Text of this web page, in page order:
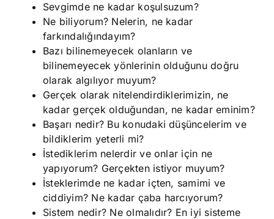
Sevgimde ne kadar koşulsuzum?
Ne biliyorum? Nelerin, ne kadar
farkındalığındayım?
Bazı bilinemeyecek olanların ve
bilinemeyecek yönlerinin olduğunu doğru
olarak algılıyor muyum?
Gerçek olarak nitelendirdiklerimizin, ne
kadar gerçek olduğundan, ne kadar eminim?
Başarı nedir? Bu konudaki düşüncelerim ve
bildiklerim yeterli mi?
İstediklerim nelerdir ve onlar için ne
yapıyorum? Gerçekten istiyor muyum?
İsteklerimde ne kadar içten, samimi ve
ciddiyim? Ne kadar çaba harcıyorum?
Sistem nedir? Ne olmalıdır? En iyi sisteme